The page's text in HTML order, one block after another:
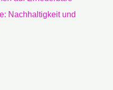
Nachhaltigkeit und